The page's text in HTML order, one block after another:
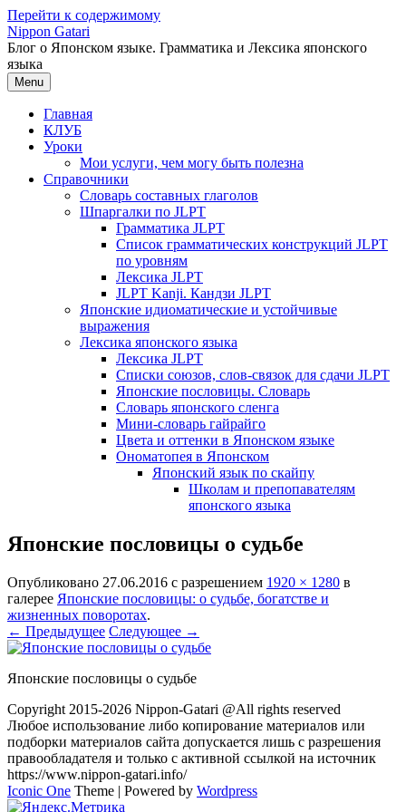
Перейти к содержимому
Nippon Gatari
Блог о Японском языке. Грамматика и Лексика японского
языка
Menu
Главная
КЛУБ
Уроки
Мои услуги, чем могу быть полезна
Справочники
Словарь составных глаголов
Шпаргалки по JLPT
Грамматика JLPT
Список грамматических конструкций JLPT
по уровням
Лексика JLPT
JLPT Kanji. Кандзи JLPT
Японские идиоматические и устойчивые
выражения
Лексика японского языка
Лексика JLPT
Списки союзов, слов-связок для сдачи JLPT
Японские пословицы. Словарь
Словарь японского сленга
Мини-словарь гайрайго
Цвета и оттенки в Японском языке
Ономатопея в Японском
Японский язык по скайпу
Школам и препопавателям
японского языка
Японские пословицы о судьбе
Опубликовано 27.06.2016 с разрешением 1920 × 1280 в
галерее Японские пословицы: о судьбе, богатстве и
жизненных поворотах.
← Предыдущее Следующее →
Японские пословицы о судьбе
Copyright 2015-2026 Nippon-Gatari @All rights reserved
Любое использование либо копирование материалов или
подборки материалов сайта допускается лишь с разрешения
правообладателя и только с активной ссылкой на источник
https://www.nippon-gatari.info/
Iconic One Theme | Powered by Wordpress